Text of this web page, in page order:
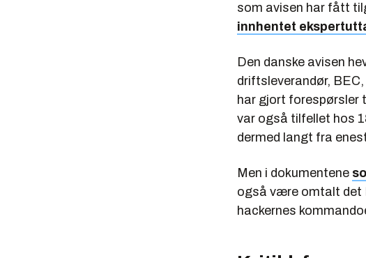
som avisen har fått
innhentet
Den danske avisen
driftsleverandør,
har gjort forespørsler
var også tilfellet hos
dermed langt fra
Men i dokumentene
også være omtalt det
hackernes